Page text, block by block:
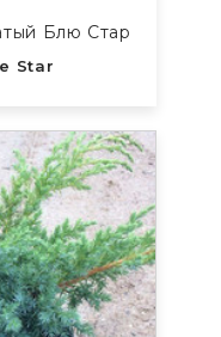
Блю Стар
Star